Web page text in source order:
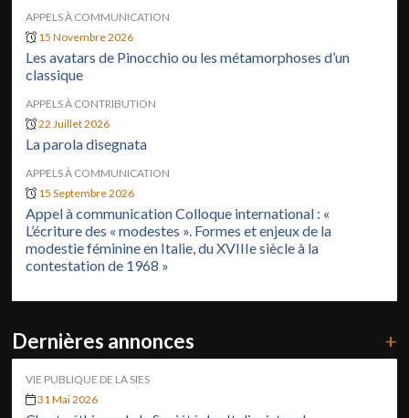
APPELS À COMMUNICATION
15 Novembre 2026
Les avatars de Pinocchio ou les métamorphoses d’un
classique
APPELS À CONTRIBUTION
22 Juillet 2026
La parola disegnata
APPELS À COMMUNICATION
15 Septembre 2026
Appel à communication Colloque international : «
L’écriture des « modestes ». Formes et enjeux de la
modestie féminine en Italie, du XVIIIe siècle à la
contestation de 1968 »
Dernières annonces +
VIE PUBLIQUE DE LA SIES
31 Mai 2026